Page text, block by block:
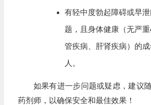
有轻中度勃起障碍或早泄
题，且身体健康（无严重
管疾病、肝肾疾病）的
人。
如果有进一步问题或疑虑，建议
药剂师，以确保安全和最佳效果！